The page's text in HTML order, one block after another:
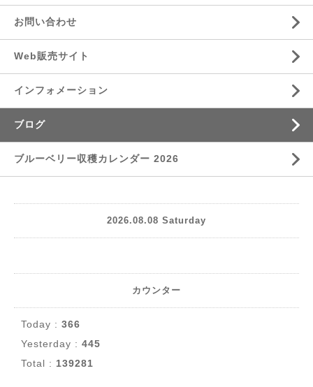
お問い合わせ
Web販売サイト
インフォメーション
ブログ
ブルーベリー収穫カレンダー 2026
2026.08.08 Saturday
カウンター
Today : 366
Yesterday : 445
Total : 139281